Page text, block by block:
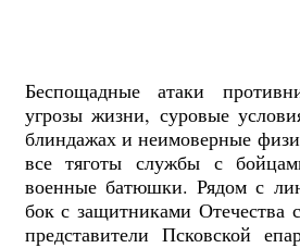
Беспощадные атаки
угрозы жизни, суровые
блиндажах и неимоверные
все тяготы службы с
военные батюшки. Рядом с
бок с защитниками Отечества
представители Псковской